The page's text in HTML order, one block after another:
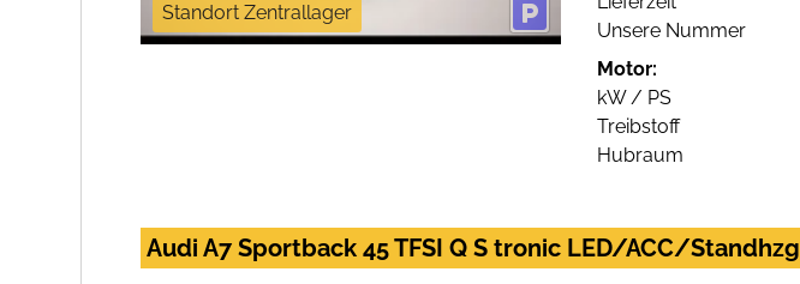
Standort Zentrallager
Unsere Nummer
Motor:
kW / PS
Treibstoff
Hubraum
Audi A7 Sportback 45 TFSI Q S tronic LED/ACC/Standhzg